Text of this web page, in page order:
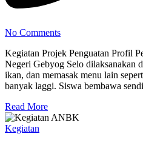
No Comments
Kegiatan Projek Penguatan Profil
Negeri Gebyog Selo dilaksanakan
ikan, dan memasak menu lain
banyak laggi. Siswa bembawa
Read More
Kegiatan